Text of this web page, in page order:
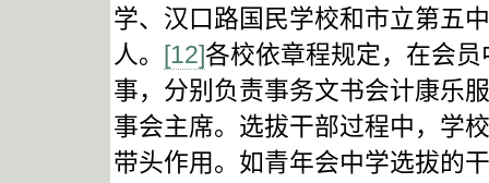
学、汉口路国民学校和市立第五
人。 [12]各校依章程规定，在会
事，分别负责事务文书会计康乐
事会主席。选拔干部过程中，学
带头作用。如青年会中学选拔的